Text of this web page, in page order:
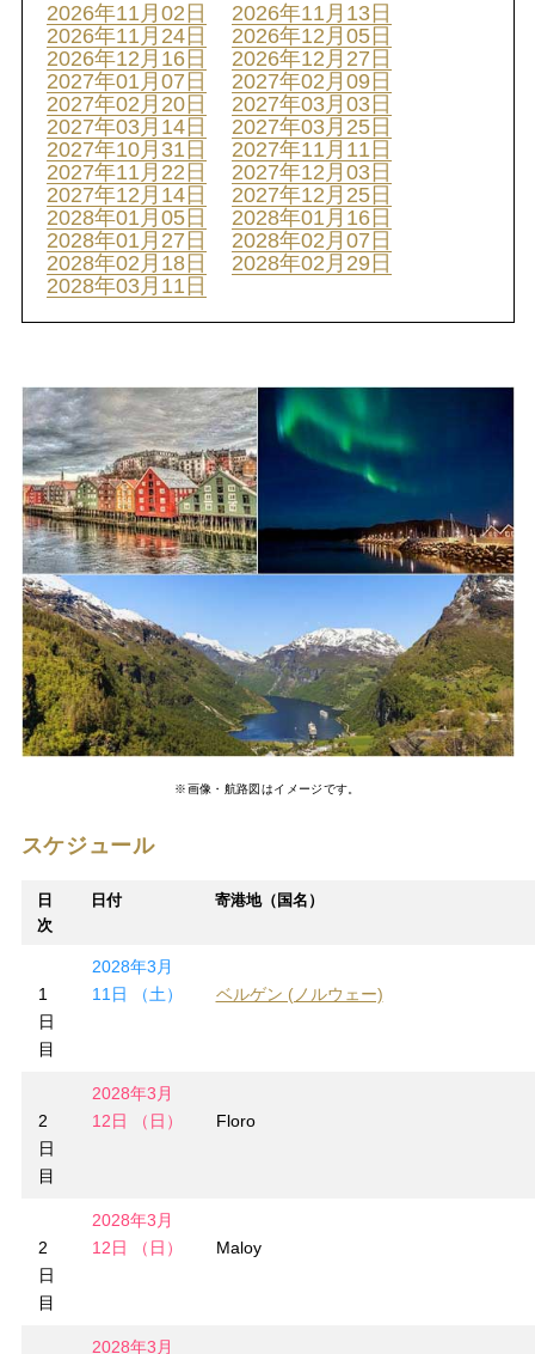
2026年11月02日
2026年11月13日
2026年11月24日
2026年12月05日
2026年12月16日
2026年12月27日
2027年01月07日
2027年02月09日
2027年02月20日
2027年03月03日
2027年03月14日
2027年03月25日
2027年10月31日
2027年11月11日
2027年11月22日
2027年12月03日
2027年12月14日
2027年12月25日
2028年01月05日
2028年01月16日
2028年01月27日
2028年02月07日
2028年02月18日
2028年02月29日
2028年03月11日
※画像・航路図はイメージです。
スケジュール
日
次
日付 寄港地（国名）
1
日
目
2028年3月
11日 （土）
ベルゲン (ノルウェー)
2
日
目
2028年3月
12日 （日）
Floro
2
日
目
2028年3月
12日 （日）
Maloy
2028年3月